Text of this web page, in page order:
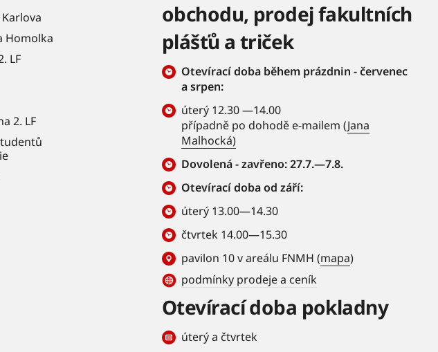
Homolka
LF
2. LF
obchodu, prodej fakultních
plášťů a triček
Otevírací doba během prázdnin - červenec
a srpen:
úterý 12.30 —14.00
případně po dohodě e-mailem (Jana
Malhocká)
Dovolená - zavřeno: 27.7.—7.8.
Otevírací doba od září:
úterý 13.00—14.30
čtvrtek 14.00—15.30
pavilon 10 v areálu FNMH (mapa)
podmínky prodeje a ceník
Otevírací doba pokladny
úterý a čtvrtek